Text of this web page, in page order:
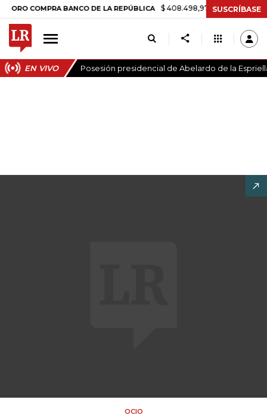
COMPRA BANCO DE LA REPÚBLICA $ 408.498,97 +$ 8.753,81 +2,19%
SUSCRÍBASE
EN VIVO Posesión presidencial de Abelardo de la
OCIO